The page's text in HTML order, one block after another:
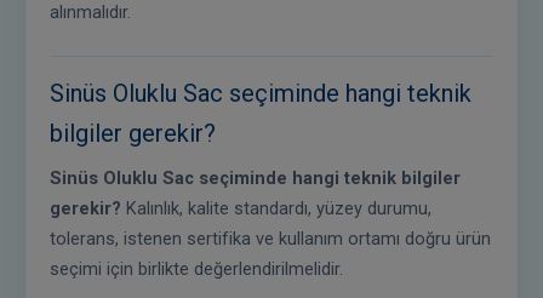
alınmalıdır.
Sinüs Oluklu Sac seçiminde hangi teknik
bilgiler gerekir?
Sinüs Oluklu Sac seçiminde hangi teknik bilgiler
gerekir? Kalınlık, kalite standardı, yüzey durumu,
tolerans, istenen sertifika ve kullanım ortamı doğru ürün
seçimi için birlikte değerlendirilmelidir.